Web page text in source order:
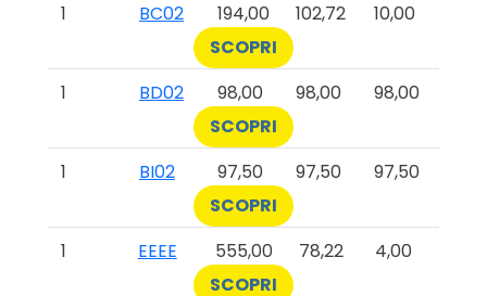
1
BC02 194,00 102,72
10,00
SCOPRI
1
BD02 98,00 98,00
98,00
SCOPRI
1
BI02 97,50 97,50
97,50
SCOPRI
1
EEEE 555,00 78,22
4,00
SCOPRI